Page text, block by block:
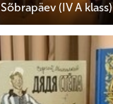
Sõbrapäev (IV A klass)